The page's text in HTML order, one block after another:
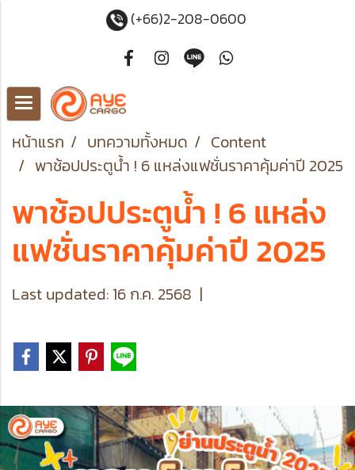
(+66)2-208-0600
หน้าแรก บทความทั้งหมด
Content
พาช้อปประตูน้ำ ! 6 แหล่งแฟชั่นราคาคุ้มค่าปี 2025
พาช้อปประตูน้ำ ! 6 แหล่ง
แฟชั่นราคาคุ้มค่าปี 2025
Last updated: 16 ก.ค. 2568 |